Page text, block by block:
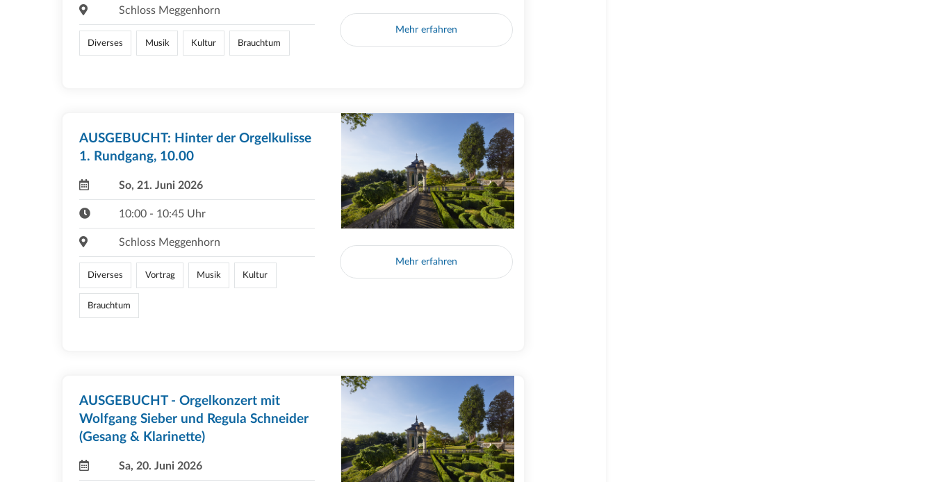
Schloss Meggenhorn
Diverses Musik Kultur Brauchtum
Mehr erfahren
AUSGEBUCHT: Hinter der Orgelkulisse
1. Rundgang, 10.00
So, 21. Juni 2026
10:00 - 10:45 Uhr
Schloss Meggenhorn
Diverses Vortrag Musik Kultur
Brauchtum
Mehr erfahren
AUSGEBUCHT - Orgelkonzert mit
Wolfgang Sieber und Regula Schneider
(Gesang & Klarinette)
Sa, 20. Juni 2026